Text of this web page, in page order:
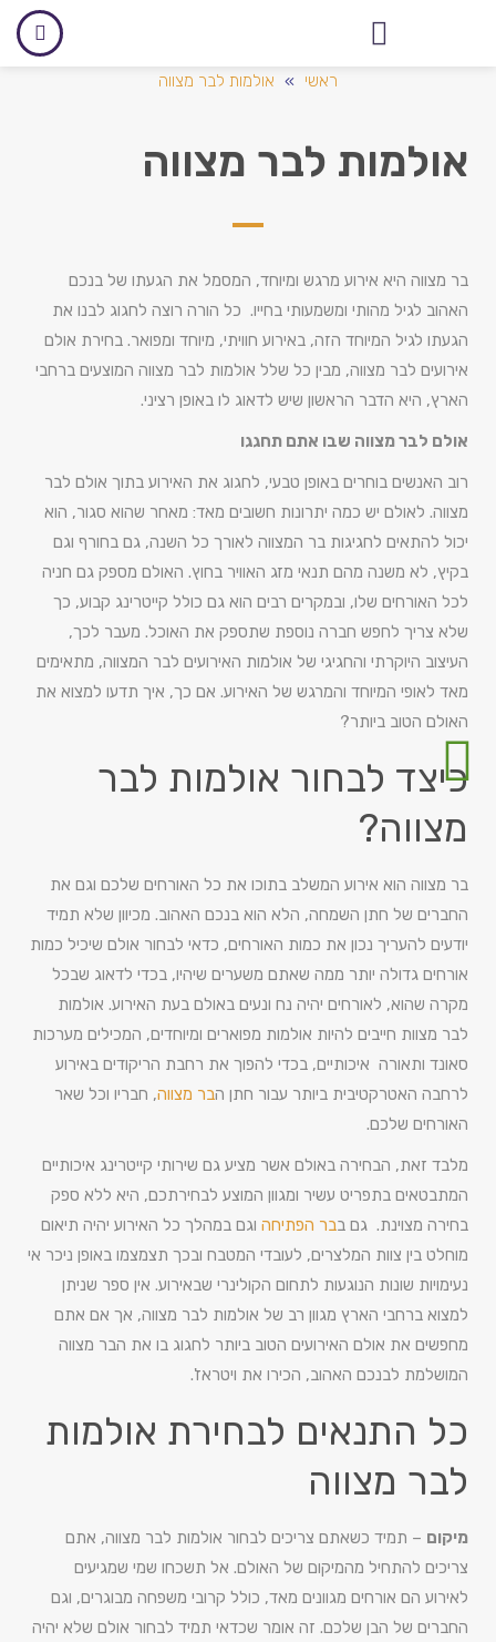
ראשי » אולמות לבר מצווה
אולמות לבר מצווה
בר מצווה היא אירוע מרגש ומיוחד, המסמל את הגעתו של בנכם
האהוב לגיל מהותי ומשמעותי בחייו. כל הורה רוצה לחגוג לבנו את
הגעתו לגיל המיוחד הזה, באירוע חוויתי, מיוחד ומפואר. בחירת אולם
אירועים לבר מצווה, מבין כל שלל אולמות לבר מצווה המוצעים ברחבי
הארץ, היא הדבר הראשון שיש לדאוג לו באופן רציני.
אולם לבר מצווה שבו אתם תחגגו
רוב האנשים בוחרים באופן טבעי, לחגוג את האירוע בתוך אולם לבר
מצווה. לאולם יש כמה יתרונות חשובים מאד: מאחר שהוא סגור, הוא
יכול להתאים לחגיגות בר המצווה לאורך כל השנה, גם בחורף וגם
בקיץ, לא משנה מהם תנאי מזג האוויר בחוץ. האולם מספק גם חניה
לכל האורחים שלו, ובמקרים רבים הוא גם כולל קייטרינג קבוע, כך
שלא צריך לחפש חברה נוספת שתספק את האוכל. מעבר לכך,
העיצוב היוקרתי והחגיגי של אולמות האירועים לבר המצווה, מתאימים
מאד לאופי המיוחד והמרגש של האירוע. אם כך, איך תדעו למצוא את
האולם הטוב ביותר?
כיצד לבחור אולמות לבר
מצווה?
בר מצווה הוא אירוע המשלב בתוכו את כל האורחים שלכם וגם את
החברים של חתן השמחה, הלא הוא בנכם האהוב. מכיוון שלא תמיד
יודעים להעריך נכון את כמות האורחים, כדאי לבחור אולם שיכיל כמות
אורחים גדולה יותר ממה שאתם משערים שיהיו, בכדי לדאוג שבכל
מקרה שהוא, לאורחים יהיה נח ונעים באולם בעת האירוע. אולמות
לבר מצוות חייבים להיות אולמות מפוארים ומיוחדים, המכילים מערכות
סאונד ותאורה איכותיים, בכדי להפוך את רחבת הריקודים באירוע
לרחבה האטרקטיבית ביותר עבור חתן הבר מצווה, חבריו וכל שאר
האורחים שלכם.
מלבד זאת, הבחירה באולם אשר מציע גם שירותי קייטרינג איכותיים
המתבטאים בתפריט עשיר ומגוון המוצע לבחירתכם, היא ללא ספק
בחירה מצוינת. גם בבר הפתיחה וגם במהלך כל האירוע יהיה תיאום
מוחלט בין צוות המלצרים, לעובדי המטבח ובכך תצמצמו באופן ניכר אי
נעימויות שונות הנוגעות לתחום הקולינרי שבאירוע. אין ספר שניתן
למצוא ברחבי הארץ מגוון רב של אולמות לבר מצווה, אך אם אתם
מחפשים את אולם האירועים הטוב ביותר לחגוג בו את הבר מצווה
המושלמת לבנכם האהוב, הכירו את ויטראז'.
כל התנאים לבחירת אולמות
לבר מצווה
מיקום – תמיד כשאתם צריכים לבחור אולמות לבר מצווה, אתם
צריכים להתחיל מהמיקום של האולם. אל תשכחו שמי שמגיעים
לאירוע הם אורחים מגוונים מאד, כולל קרובי משפחה מבוגרים, וגם
החברים של הבן שלכם. זה אומר שכדאי תמיד לבחור אולם שלא יהיה